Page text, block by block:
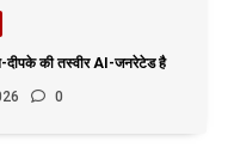
दीपके की तस्वीर AI-जनरेटेड है
0